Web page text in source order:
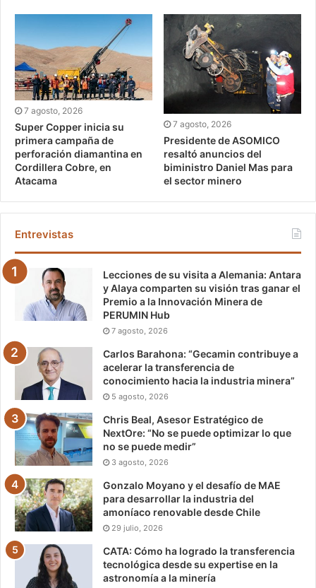
7 agosto, 2026
Super Copper inicia su
primera campaña de
perforación diamantina en
Cordillera Cobre, en
Atacama
7 agosto, 2026
Presidente de ASOMICO
resaltó anuncios del
biministro Daniel Mas para
el sector minero
Entrevistas
Lecciones de su visita a Alemania: Antara
y Alaya comparten su visión tras ganar el
Premio a la Innovación Minera de
PERUMIN Hub
7 agosto, 2026
Carlos Barahona: “Gecamin contribuye a
acelerar la transferencia de
conocimiento hacia la industria minera”
5 agosto, 2026
Chris Beal, Asesor Estratégico de
NextOre: “No se puede optimizar lo que
no se puede medir”
3 agosto, 2026
Gonzalo Moyano y el desafío de MAE
para desarrollar la industria del
amoníaco renovable desde Chile
29 julio, 2026
CATA: Cómo ha logrado la transferencia
tecnológica desde su expertise en la
astronomía a la minería